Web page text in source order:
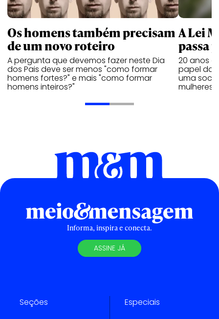
Os homens também precisam
de um novo roteiro
A pergunta que devemos fazer neste Dia
dos Pais deve ser menos "como formar
homens fortes?" e mais "como formar
homens inteiros?"
A Lei
passa
20 anos
papel da
uma
mulheres
Informa, inspira e conecta.
ASSINE JÁ
Seções Especiais